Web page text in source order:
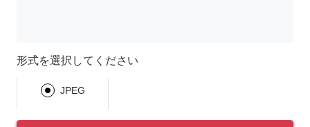
形式を選択してください
JPEG